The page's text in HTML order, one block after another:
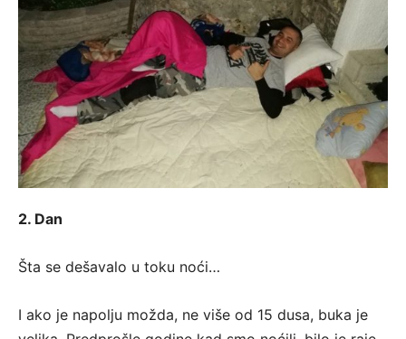
2. Dan
Šta se dešavalo u toku noći…
I ako je napolju možda, ne više od 15 dusa, buka je